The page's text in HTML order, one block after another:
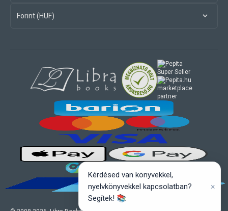
Forint (HUF)
marketplace
partner
Kérdésed van könyvekkel,
nyelvkönyvekkel kapcsolatban?
Segítek! 📚
×